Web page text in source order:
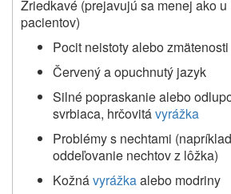
Zriedkavé (prejavujú sa menej ako u
pacientov)
Pocit neistoty alebo zmätenosti
Červený a opuchnutý jazyk
Silné popraskanie alebo
svrbiaca, hrčovitávyrážka
Problémy s nechtami
oddeľovanie nechtov z lôžka)
Kožnávyrážkaalebo modriny